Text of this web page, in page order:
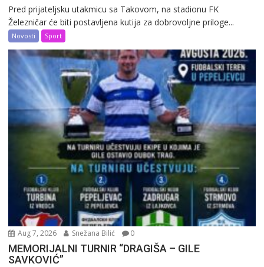
Pred prijateljsku utakmicu sa Takovom, na stadionu FK
Železničar će biti postavljena kutija za dobrovoljne priloge...
Novosti Sport
Aug 7, 2026 Snežana Bilić 0
MEMORIJALNI TURNIR “DRAGIŠA – GILE
SAVKOVIĆ”